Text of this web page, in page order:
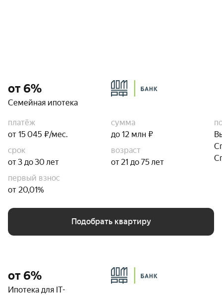
от 6%
Семейная ипотека
платёж
от 15 045 ₽/мес.
сумма
до 12 млн ₽
срок
от 3 до 30 лет
возраст
от 21 до 75 лет
первый взнос
от 20,01%
Подобрать квартиру
от 6%
Ипотека для IT-